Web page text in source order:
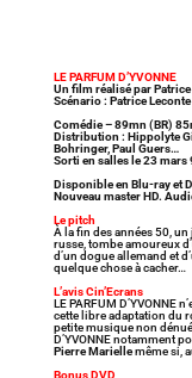
LE PARFUM D’YVONNE
Un film réalisé par Patrice
Scénario : Patrice
Comédie – 89mn (BR)
Distribution : Hippolyte
Bohringer, Paul Guers…
Sorti en salles le 23 mars
Disponible en Blu-ray et
Nouveau master HD.
Le pitch
À la fin des années 50,
russe, tombe amoureux
d’un dogue allemand et
quelque chose à cacher…
L’avis Cin’Ecrans
LE PARFUM D’YVONNE
cette libre adaptation du
petite musique non
D’YVONNE notamment
Pierre Mariellemême si,
Bonus DVD